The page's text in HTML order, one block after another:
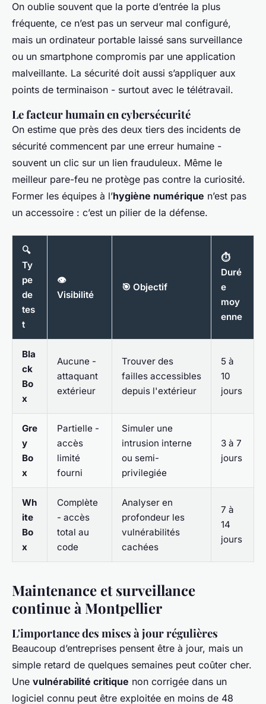
On oublie souvent que la porte d’entrée la plus
fréquente, ce n’est pas un serveur mal configuré,
mais un ordinateur portable laissé sans surveillance
ou un smartphone compromis par une application
malveillante. La sécurité doit aussi s’appliquer aux
points de terminaison - surtout avec le télétravail.
Le facteur humain en cybersécurité
On estime que près des deux tiers des incidents de
sécurité commencent par une erreur humaine -
souvent un clic sur un lien frauduleux. Même le
meilleur pare-feu ne protège pas contre la curiosité.
Former les équipes à l’hygiène numérique n’est pas
un accessoire : c’est un pilier de la défense.
🔍
Ty
pe
de
tes
t
👁️
Visibilité
🎯 Objectif
⏱️
Duré
e
moy
enne
Bla
ck
Bo
x
Aucune -
attaquant
extérieur
Trouver des
failles accessibles
depuis l'extérieur
5 à
10
jours
Gre
y
Bo
x
Partielle -
accès
limité
fourni
Simuler une
intrusion interne
ou semi-
privilegiée
3 à 7
jours
Wh
ite
Bo
x
Complète
- accès
total au
code
Analyser en
profondeur les
vulnérabilités
cachées
7 à
14
jours
Maintenance et surveillance
continue à Montpellier
L'importance des mises à jour régulières
Beaucoup d’entreprises pensent être à jour, mais un
simple retard de quelques semaines peut coûter cher.
Une vulnérabilité critique non corrigée dans un
logiciel connu peut être exploitée en moins de 48